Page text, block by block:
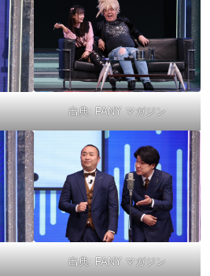
出典: FANY マガジン
出典: FANY マガジン